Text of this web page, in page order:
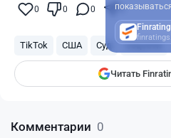
0 0 0 0
TikTok США Суд соцсети
Читать
Комментарии 0